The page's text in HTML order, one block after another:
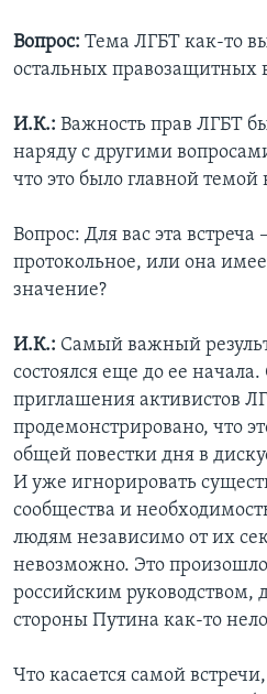
Вопрос: Тема ЛГБТ как-то
остальных правозащитных
И.К.: Важность прав ЛГБТ
наряду с другими
что это было главной темой
Вопрос: Для вас эта встреча
протокольное, или она
значение?
И.К.: Самый важный
состоялся еще до ее
приглашения активистов
продемонстрировано, что
общей повестки дня в
И уже игнорировать
сообщества и
людям независимо от их
невозможно. Это
российским руководством,
стороны Путина как-то
Что касается самой